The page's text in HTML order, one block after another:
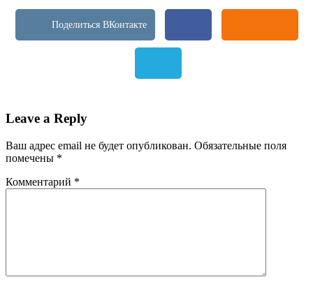
Leave a Reply
Ваш адрес email не будет опубликован. Обязательные поля
помечены *
Комментарий *